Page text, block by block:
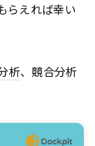
らえれば幸い
析、競合分析